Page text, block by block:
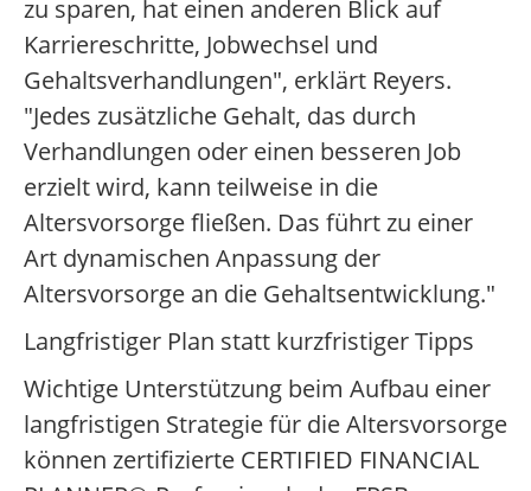
zu sparen, hat einen anderen Blick auf
Karriereschritte, Jobwechsel und
Gehaltsverhandlungen", erklärt Reyers.
"Jedes zusätzliche Gehalt, das durch
Verhandlungen oder einen besseren Job
erzielt wird, kann teilweise in die
Altersvorsorge fließen. Das führt zu einer
Art dynamischen Anpassung der
Altersvorsorge an die Gehaltsentwicklung."
Langfristiger Plan statt kurzfristiger Tipps
Wichtige Unterstützung beim Aufbau einer
langfristigen Strategie für die Altersvorsorge
können zertifizierte CERTIFIED FINANCIAL